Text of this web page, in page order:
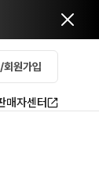
회원가입
매자센터